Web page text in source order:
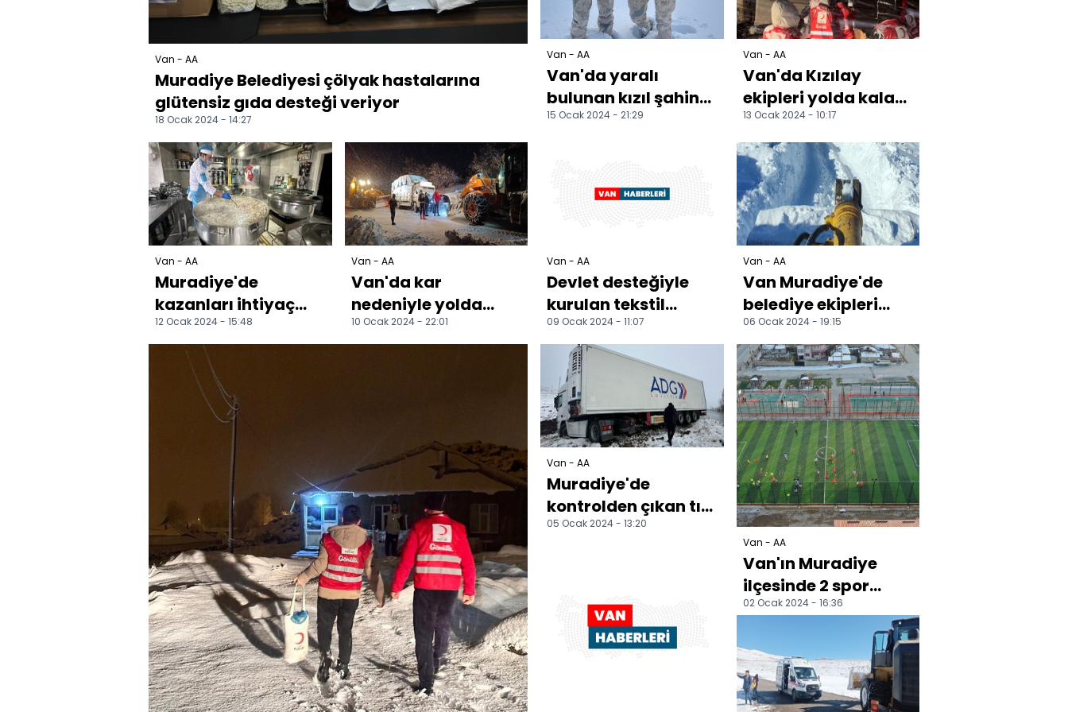
Van - AA
Muradiye Belediyesi çölyak hastalarına
glütensiz gıda desteği veriyor
18 Ocak 2024 - 14:27
Van - AA
Van'da yaralı
bulunan kızıl şahin
koruma altına alındı
15 Ocak 2024 - 21:29
Van - AA
Van'da Kızılay
ekipleri yolda kalan
sürücülere
kumanya dağıttı
13 Ocak 2024 - 10:17
Van - AA
Muradiye'de
kazanları ihtiyaç
sahipleri için
kaynıyor
12 Ocak 2024 - 15:48
Van - AA
Van'da kar
nedeniyle yolda
kalan kamyonet,
belediye ekiplerince
10 Ocak 2024 - 22:01
Van - AA
Devlet desteğiyle
kurulan tekstil
fabrikası kadınlara
ekmek kapısı oldu
09 Ocak 2024 - 11:07
Van - AA
Van Muradiye'de
belediye ekipleri
karla mücadele
çalışması yürütüyor
06 Ocak 2024 - 19:15
Van - AA
Muradiye'de
kontrolden çıkan tır
yolun kenarındaki
05 Ocak 2024 - 13:20
Van - AA
Van'ın Muradiye
ilçesinde 2 spor
tesisi yapıldı
02 Ocak 2024 - 16:36